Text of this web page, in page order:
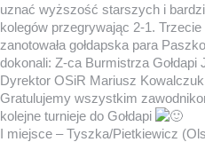
uznać wyższość starszych i
kolegów przegrywając 2-1.
zanotowała gołdapska para
dokonali: Z-ca Burmistrza Gołdapi
Dyrektor OSiR Mariusz
Gratulujemy wszystkim
kolejne turnieje do Gołdapi
I miejsce – Tyszka/Pietkiewicz